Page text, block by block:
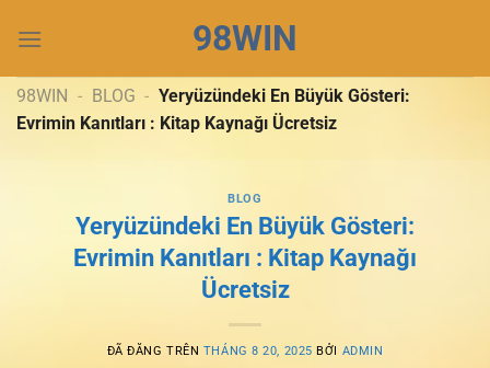
đến
dung
98WIN
98WIN - BLOG - Yeryüzündeki En Büyük Gösteri:
Evrimin Kanıtları : Kitap Kaynağı Ücretsiz
BLOG
Yeryüzündeki En Büyük Gösteri:
Evrimin Kanıtları : Kitap Kaynağı
Ücretsiz
ĐÃ ĐĂNG TRÊN THÁNG 8 20, 2025 BỞI ADMIN